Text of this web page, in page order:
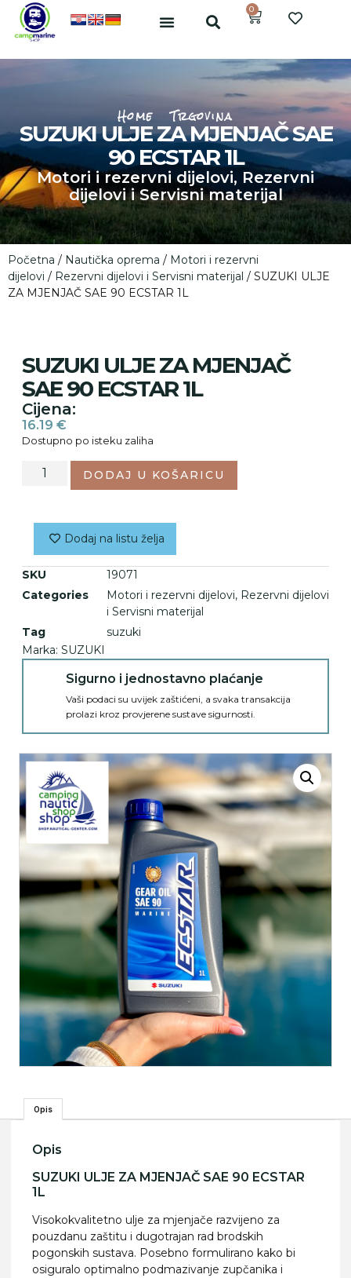
0
Home Trgovina
SUZUKI ULJE ZA MJENJAČ SAE
90 ECSTAR 1L
Motori i rezervni dijelovi, Rezervni
dijelovi i Servisni materijal
Početna / Nautička oprema / Motori i rezervni
dijelovi / Rezervni dijelovi i Servisni materijal / SUZUKI ULJE
ZA MJENJAČ SAE 90 ECSTAR 1L
SUZUKI ULJE ZA MJENJAČ
SAE 90 ECSTAR 1L
Cijena:
16.19 €
Dostupno po isteku zaliha
DODAJ U KOŠARICU
Dodaj na listu želja
SKU
19071
Categories
Motori i rezervni dijelovi, Rezervni dijelovi
i Servisni materijal
Tag
suzuki
Marka: SUZUKI
Sigurno i jednostavno plaćanje
Vaši podaci su uvijek zaštićeni, a svaka transakcija
prolazi kroz provjerene sustave sigurnosti.
Opis
Opis
SUZUKI ULJE ZA MJENJAČ SAE 90 ECSTAR
1L
Visokokvalitetno ulje za mjenjače razvijeno za
pouzdanu zaštitu i dugotrajan rad brodskih
pogonskih sustava. Posebno formulirano kako bi
osiguralo optimalno podmazivanje zupčanika i